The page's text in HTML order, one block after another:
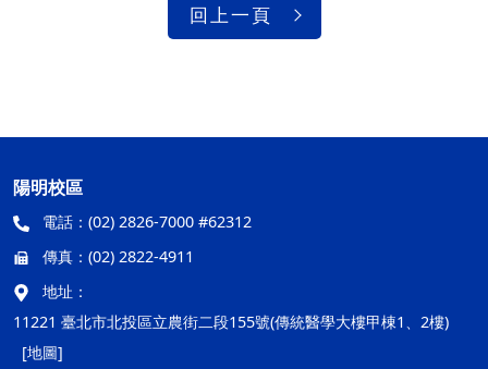
回上一頁
陽明校區
電話： (02) 2826-7000 #62312
傳真： (02) 2822-4911
地址：
11221 臺北市北投區立農街二段155號(傳統醫學大樓甲棟1、2樓)
[地圖]